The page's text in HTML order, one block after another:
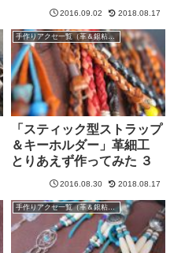
2016.09.02 2018.08.17
手作りアクセ一覧（革＆銀粘土）
「スティック型ストラップ
＆キーホルダー」革細工
とりあえず作ってみた ３
2016.08.30 2018.08.17
手作りアクセ一覧（革＆銀粘土）